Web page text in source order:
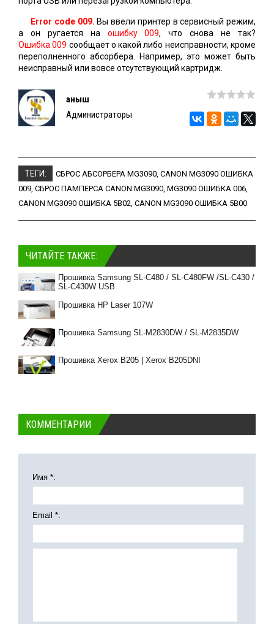
Error code 009. Вы ввели принтер в сервисный режим,
а он ругается на ошибку 009, что снова не так?
Ошибка 009 сообщает о какой либо неисправности, кроме
переполненного абсорбера. Например, это может быть
неисправный или вовсе отсутствующий картридж.
Қаныш
Администраторы
ТЕГИ: СБРОС АБСОРБЕРА MG3090, CANON MG3090 ОШИБКА
009, СБРОС ПАМПЕРСА CANON MG3090, MG3090 ОШИБКА 006,
CANON MG3090 ОШИБКА 5B02, CANON MG3090 ОШИБКА 5B00
ЧИТАЙТЕ ТАКЖЕ:
Прошивка Samsung SL-C480 / SL-C480FW /SL-C430 /
SL-C430W USB
Прошивка HP Laser 107W
Прошивка Samsung SL-M2830DW / SL-M2835DW
Прошивка Xerox B205 | Xerox B205DNI
КОММЕНТАРИИ
Имя *:
Email *: